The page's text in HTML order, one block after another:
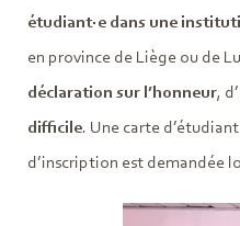
étudiant·e dans une
en province de Liège ou de
déclaration sur l’honneur,
difficile. Une carte
d’inscription est demandée